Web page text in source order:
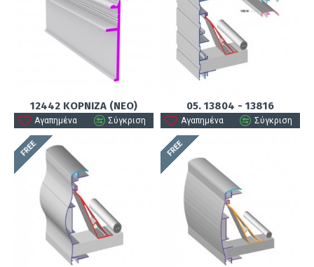
12442 ΚΟΡΝΙΖΑ (ΝΕΟ)
Αγαπημένα Σύγκριση
05. 13804 - 13816
Αγαπημένα Σύγκριση
FREE FREE